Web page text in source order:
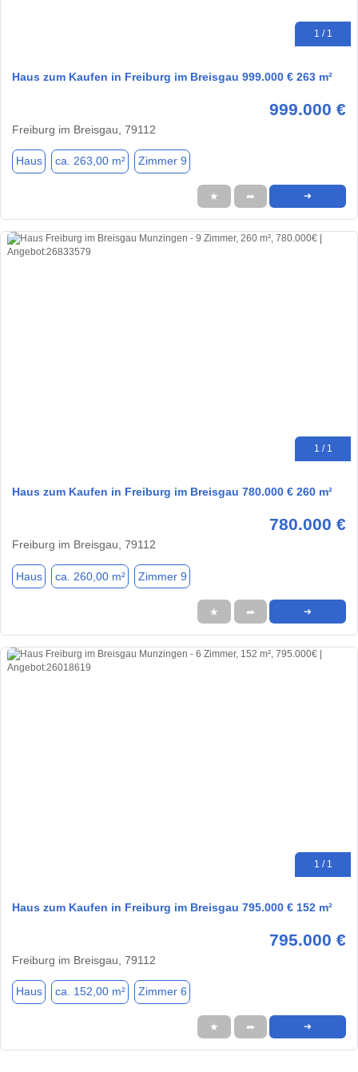
1 / 1
Haus zum Kaufen in Freiburg im Breisgau 999.000 € 263 m²
999.000 €
Freiburg im Breisgau, 79112
Haus ca. 263,00 m² Zimmer 9
★ ➦ ➜
1 / 1
Haus zum Kaufen in Freiburg im Breisgau 780.000 € 260 m²
780.000 €
Freiburg im Breisgau, 79112
Haus ca. 260,00 m² Zimmer 9
★ ➦ ➜
1 / 1
Haus zum Kaufen in Freiburg im Breisgau 795.000 € 152 m²
795.000 €
Freiburg im Breisgau, 79112
Haus ca. 152,00 m² Zimmer 6
★ ➦ ➜